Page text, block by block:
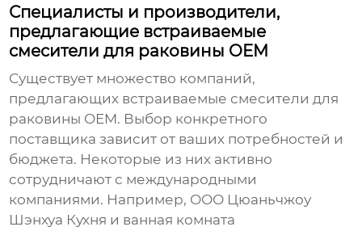
Специалисты и производители,
предлагающие встраиваемые
смесители для раковины OEM
Существует множество компаний,
предлагающих встраиваемые смесители для
раковины OEM. Выбор конкретного
поставщика зависит от ваших потребностей и
бюджета. Некоторые из них активно
сотрудничают с международными
компаниями. Например, ООО Цюаньчжоу
Шэнхуа Кухня и ванная комната